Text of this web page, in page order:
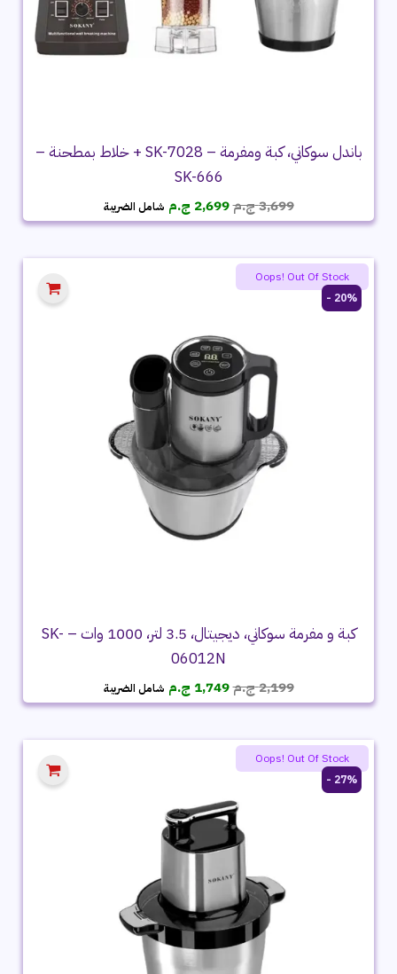
باندل سوكاني، كبة ومفرمة – SK-7028 + خلاط بمطحنة –
SK-666
3,699ج.مالسعر
الأصلي
3,699 ج.م.
2,699 ج.م السعر
الحالي
2,699 ج.م.
شامل الضريبة
20% -
كبة و مفرمة سوكاني، ديجيتال، 3.5 لتر، 1000 وات – SK-
06012N
2,199ج.مالسعر
الأصلي
2,199 ج.م.
1,749 ج.م السعر
الحالي
1,749 ج.م.
شامل الضريبة
Oops! Out Of Stock
27% -
Oops! Out Of Stock